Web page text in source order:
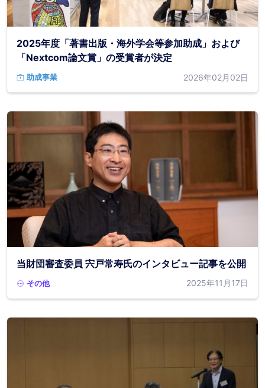
2025年度「著書出版・海外学会等参加助成」および
「Nextcom論文賞」の受賞者が決定
助成事業 2026年02月02日
当財団審査委員 宍戸常寿氏のインタビュー記事を公開
その他 2025年11月17日